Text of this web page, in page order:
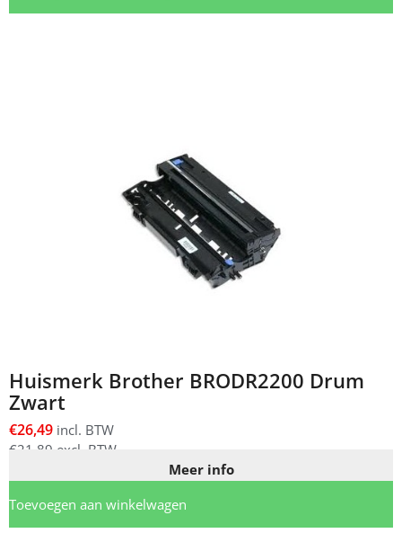
Huismerk Brother BRODR2200 Drum
Zwart
€26,49 incl. BTW
€21,89 excl. BTW
Meer info
Toevoegen aan winkelwagen